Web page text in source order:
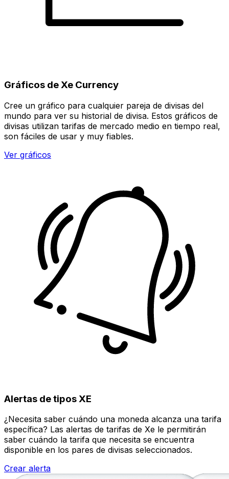
Gráficos de Xe Currency
Cree un gráfico para cualquier pareja de divisas del
mundo para ver su historial de divisa. Estos gráficos de
divisas utilizan tarifas de mercado medio en tiempo real,
son fáciles de usar y muy fiables.
Ver gráficos
Alertas de tipos XE
¿Necesita saber cuándo una moneda alcanza una tarifa
específica? Las alertas de tarifas de Xe le permitirán
saber cuándo la tarifa que necesita se encuentra
disponible en los pares de divisas seleccionados.
Crear alerta